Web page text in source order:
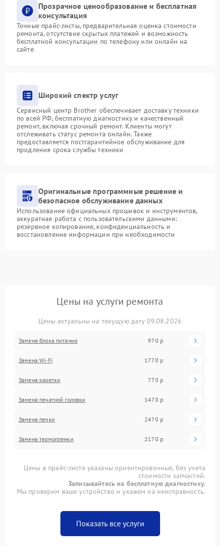
Прозрачное ценообразование и бесплатная
консультация
Точные прайс-листы, предварительная оценка стоимости
ремонта, отсутствие скрытых платежей и возможность
бесплатной консультации по телефону или онлайн на
сайте
Широкий спектр услуг
Сервисный центр Brother обеспечивает доставку техники
по всей РФ, бесплатную диагностику и качественный
ремонт, включая срочный ремонт. Клиенты могут
отслеживать статус ремонта онлайн. Также
предоставляется постгарантийное обслуживание для
продления срока службы техники
Оригинальные программные решение и
безопасное обслуживание данных
Использование официальных прошивок и инструментов,
аккуратная работа с пользовательскими данными:
резервное копирование, конфиденциальность и
восстановление информации при необходимости
Цены на услуги ремонта
Цены актуальны на текущую дату 09.08.2026
Замена блока питания 970 р
Замена Wi-Fi 1770 р
Замена каретки 770 р
Замена печатной головки 1470 р
Замена печки 2470 р
Замена термопленки 2170 р
Цены в прайс-листе указаны ориентировочные, без учета
стоимости запчастей.
Записывайтесь на бесплатную диагностику.
Мы проверим ваше устройство и укажем на неисправность.
Показать все услуги